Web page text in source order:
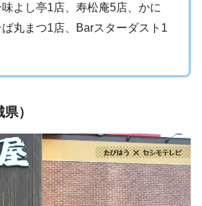
よし亭1店、寿松庵5店、かに
丸まつ1店、Barスターダスト1
）